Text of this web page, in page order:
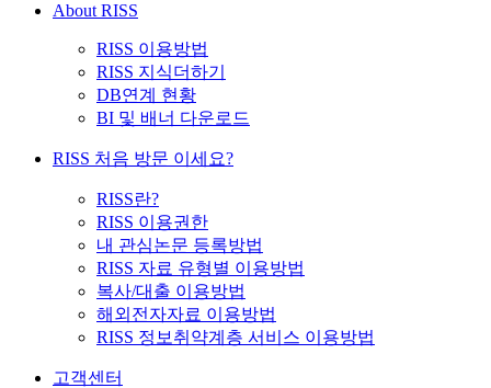
About RISS
RISS 이용방법
RISS 지식더하기
DB연계 현황
BI 및 배너 다운로드
RISS 처음 방문 이세요?
RISS란?
RISS 이용권한
내 관심논문 등록방법
RISS 자료 유형별 이용방법
복사/대출 이용방법
해외전자자료 이용방법
RISS 정보취약계층 서비스 이용방법
고객센터